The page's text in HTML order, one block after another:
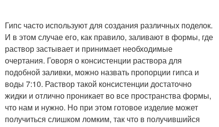
Гипс часто используют для создания различных поделок.
И в этом случае его, как правило, заливают в формы, где
раствор застывает и принимает необходимые
очертания. Говоря о консистенции раствора для
подобной заливки, можно назвать пропорции гипса и
воды 7:10. Раствор такой консистенции достаточно
жидки и отлично проникает во все пространства формы,
что нам и нужно. Но при этом готовое изделие может
получиться слишком ломким, так что в получившийся